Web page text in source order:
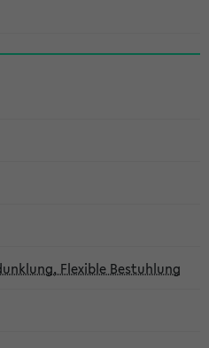
Flexible Bestuhlung